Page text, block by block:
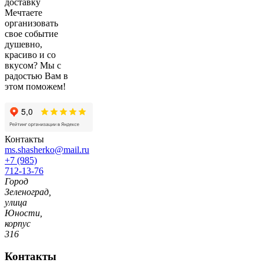
Мечтаете
организовать
свое событие
душевно,
красиво и со
вкусом? Мы с
радостью Вам в
этом поможем!
Контакты
ms.shasherko@mail.ru
+7 (985)
712-13-76
Город
Зеленоград,
улица
Юности,
корпус
316
Контакты